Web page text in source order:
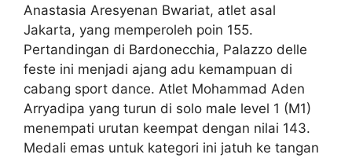
Anastasia Aresyenan Bwariat, atlet asal
Jakarta, yang memperoleh poin 155.
Pertandingan di Bardonecchia, Palazzo delle
feste ini menjadi ajang adu kemampuan di
cabang sport dance. Atlet Mohammad Aden
Arryadipa yang turun di solo male level 1 (M1)
menempati urutan keempat dengan nilai 143.
Medali emas untuk kategori ini jatuh ke tangan